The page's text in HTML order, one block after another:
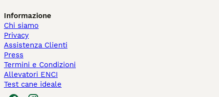
Informazione
Chi siamo
Privacy
Assistenza Clienti
Press
Termini e Condizioni
Allevatori ENCI
Test cane ideale